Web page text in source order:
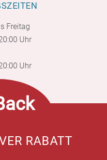
Freitag
Uhr
Uhr
RABATT